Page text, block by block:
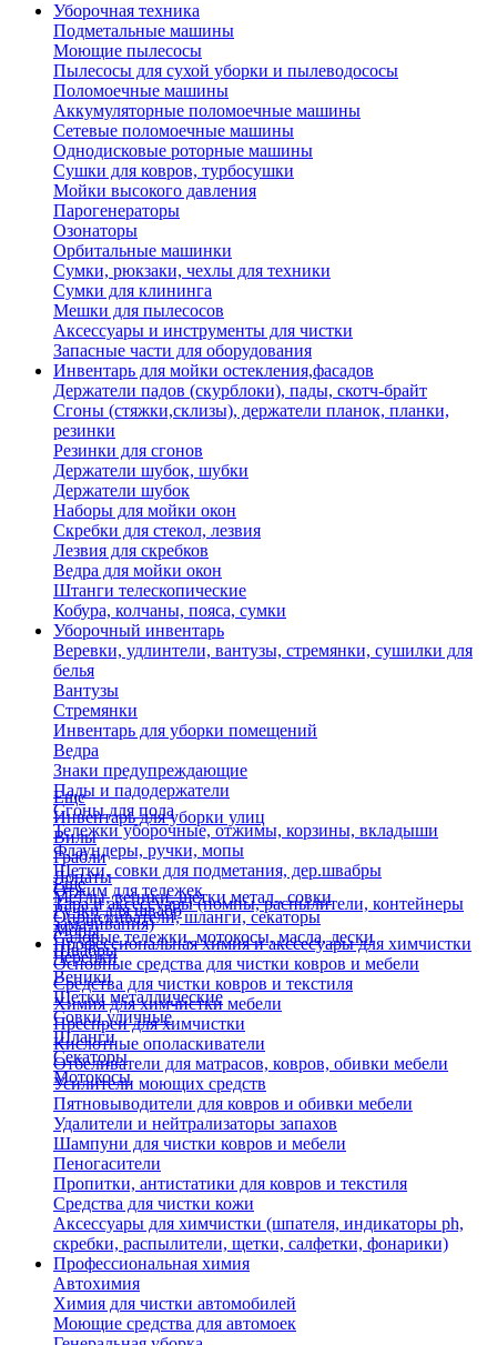
Уборочная техника
Подметальные машины
Моющие пылесосы
Пылесосы для сухой уборки и пылеводососы
Поломоечные машины
Аккумуляторные поломоечные машины
Сетевые поломоечные машины
Однодисковые роторные машины
Сушки для ковров, турбосушки
Мойки высокого давления
Парогенераторы
Озонаторы
Орбитальные машинки
Сумки, рюкзаки, чехлы для техники
Сумки для клининга
Мешки для пылесосов
Аксессуары и инструменты для чистки
Запасные части для оборудования
Инвентарь для мойки остекления,фасадов
Держатели падов (скурблоки), пады, скотч-брайт
Сгоны (стяжки,склизы), держатели планок, планки,
резинки
Резинки для сгонов
Держатели шубок, шубки
Держатели шубок
Наборы для мойки окон
Скребки для стекол, лезвия
Лезвия для скребков
Ведра для мойки окон
Штанги телескопические
Кобура, колчаны, пояса, сумки
Уборочный инвентарь
Веревки, удлинтели, вантузы, стремянки, сушилки для
белья
Вантузы
Стремянки
Инвентарь для уборки помещений
Ведра
Знаки предупреждающие
Пады и падодержатели
Сгоны для пола
Тележки уборочные, отжимы, корзины, вкладыши
Флаундеры, ручки, мопы
Щетки, совки для подметания, дер.швабры
Отжим для тележек
Ручки для швабр
Мопы
Швабры
Еще
Инвентарь для уборки улиц
Вилы
Грабли
Лопаты
Метлы, веники, щетки метал., совки
Опрыскиватели, шланги, секаторы
Садовые тележки, мотокосы, масла, лески
Черенки
Веники
Щетки металлические
Совки уличные
Шланги
Секаторы
Мотокосы
Еще
Тара и аксессуары (помпы, распылители, контейнеры
замачивания)
Профессиональная химия и акссесуары для химчистки
Основные средства для чистки ковров и мебели
Средства для чистки ковров и текстиля
Химия для химчистки мебели
Преспреи для химчистки
Кислотные ополаскиватели
Отбеливатели для матрасов, ковров, обивки мебели
Усилители моющих средств
Пятновыводители для ковров и обивки мебели
Удалители и нейтрализаторы запахов
Шампуни для чистки ковров и мебели
Пеногасители
Пропитки, антистатики для ковров и текстиля
Средства для чистки кожи
Аксессуары для химчистки (шпателя, индикаторы ph,
скребки, распылители, щетки, салфетки, фонарики)
Профессиональная химия
Автохимия
Химия для чистки автомобилей
Моющие средства для автомоек